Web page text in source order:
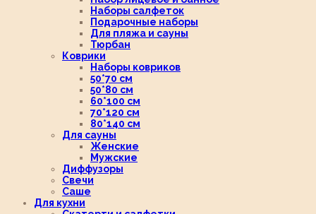
Наборы салфеток
Подарочные наборы
Для пляжа и сауны
Тюрбан
Коврики
Наборы ковриков
50*70 см
50*80 см
60*100 см
70*120 см
80*140 см
Для сауны
Женские
Мужские
Диффузоры
Свечи
Саше
Для кухни